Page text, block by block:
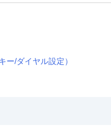
ー/ダイヤル設定）